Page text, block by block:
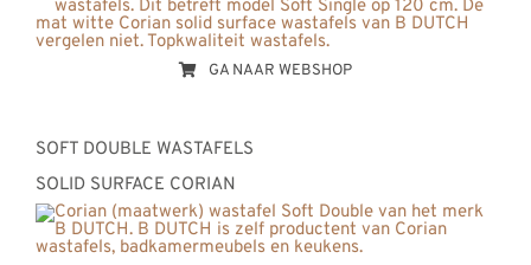
GA NAAR WEBSHOP
SOFT DOUBLE WASTAFELS
SOLID SURFACE CORIAN